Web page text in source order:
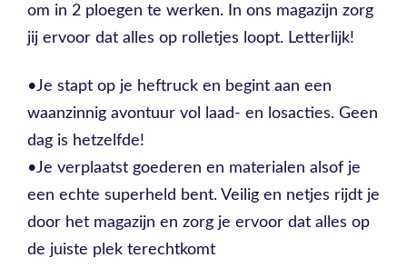
om in 2 ploegen te werken. In ons magazijn zorg
jij ervoor dat alles op rolletjes loopt. Letterlijk!
•Je stapt op je heftruck en begint aan een
waanzinnig avontuur vol laad- en losacties. Geen
dag is hetzelfde!
•Je verplaatst goederen en materialen alsof je
een echte superheld bent. Veilig en netjes rijdt je
door het magazijn en zorg je ervoor dat alles op
de juiste plek terechtkomt